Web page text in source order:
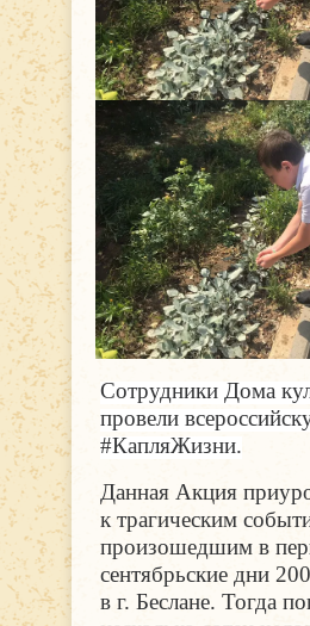
Сотрудники Дома
провели
#КапляЖизни.
Данная Акция
к трагическим
произошедшим в
сентябрьские дни
в г. Беслане. Тогда